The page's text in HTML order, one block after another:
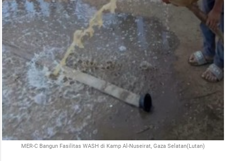
MER-C Bangun Fasilitas WASH di Kamp Al-Nuseirat, Gaza Selatan(Lutan)